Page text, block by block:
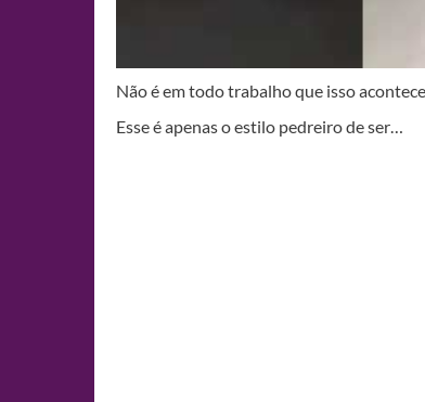
Não é em todo trabalho que isso
Esse é apenas o estilo pedreiro de ser…